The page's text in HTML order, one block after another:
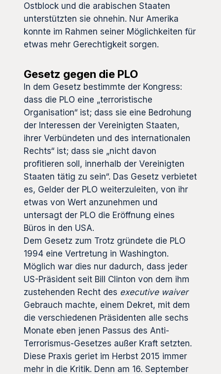
Ostblock und die arabischen Staaten
unterstützten sie ohnehin. Nur Amerika
konnte im Rahmen seiner Möglichkeiten für
etwas mehr Gerechtigkeit sorgen.
Gesetz gegen die PLO
In dem Gesetz bestimmte der Kongress:
dass die PLO eine „terroristische
Organisation“ ist; dass sie eine Bedrohung
der Interessen der Vereinigten Staaten,
ihrer Verbündeten und des internationalen
Rechts“ ist; dass sie „nicht davon
profitieren soll, innerhalb der Vereinigten
Staaten tätig zu sein“. Das Gesetz verbietet
es, Gelder der PLO weiterzuleiten, von ihr
etwas von Wert anzunehmen und
untersagt der PLO die Eröffnung eines
Büros in den USA.
Dem Gesetz zum Trotz gründete die PLO
1994 eine Vertretung in Washington.
Möglich war dies nur dadurch, dass jeder
US-Präsident seit Bill Clinton von dem ihm
zustehenden Recht des executive waiver
Gebrauch machte, einem Dekret, mit dem
die verschiedenen Präsidenten alle sechs
Monate eben jenen Passus des Anti-
Terrorismus-Gesetzes außer Kraft setzten.
Diese Praxis geriet im Herbst 2015 immer
mehr in die Kritik. Denn am 16. September